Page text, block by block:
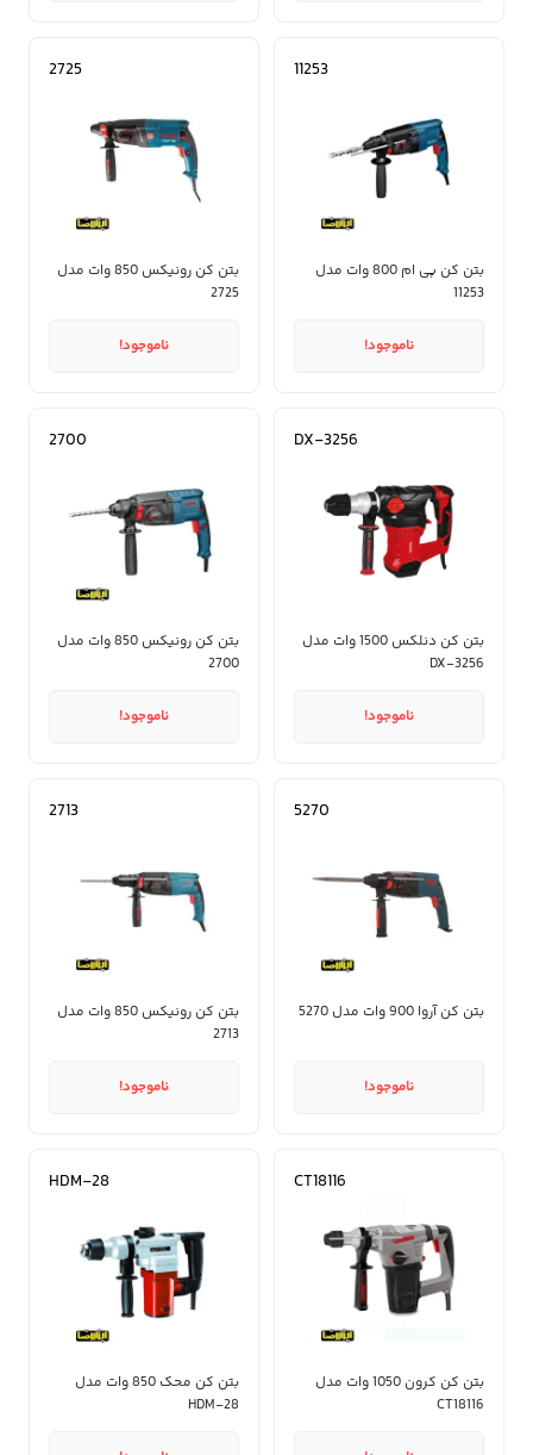
11253
بتن کن پی ام 800 وات مدل
11253
ناموجود!
2725
بتن کن رونیکس 850 وات مدل
2725
ناموجود!
DX-3256
بتن کن دنلکس 1500 وات مدل
DX-3256
ناموجود!
2700
بتن کن رونیکس 850 وات مدل
2700
ناموجود!
5270
بتن کن آروا 900 وات مدل 5270
ناموجود!
2713
بتن کن رونیکس 850 وات مدل
2713
ناموجود!
CT18116
بتن کن کرون 1050 وات مدل
CT18116
HDM-28
بتن کن محک 850 وات مدل
HDM-28